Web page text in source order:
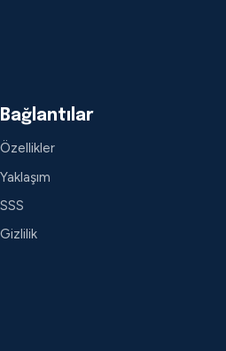
Bağlantılar
Özellikler
Yaklaşım
SSS
Gizlilik